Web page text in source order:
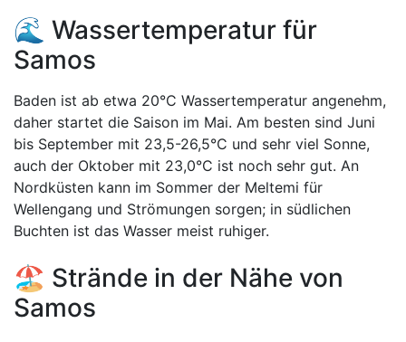
🌊 Wassertemperatur für
Samos
Baden ist ab etwa 20°C Wassertemperatur angenehm,
daher startet die Saison im Mai. Am besten sind Juni
bis September mit 23,5-26,5°C und sehr viel Sonne,
auch der Oktober mit 23,0°C ist noch sehr gut. An
Nordküsten kann im Sommer der Meltemi für
Wellengang und Strömungen sorgen; in südlichen
Buchten ist das Wasser meist ruhiger.
🏖️ Strände in der Nähe von
Samos